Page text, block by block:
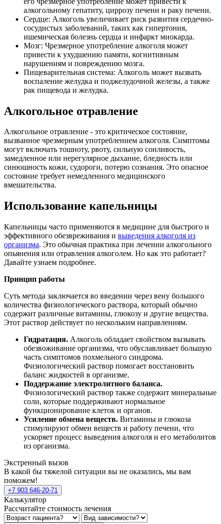
алкогольному гепатиту, циррозу печени и раку печени.
Сердце: Алкоголь увеличивает риск развития сердечно-
сосудистых заболеваний, таких как гипертония,
ишемическая болезнь сердца и инфаркт миокарда.
Мозг: Чрезмерное употребление алкоголя может
привести к ухудшению памяти, когнитивным
нарушениям и повреждению мозга.
Пищеварительная система: Алкоголь может вызвать
воспаление желудка и поджелудочной железы, а также
рак пищевода и желудка.
Алкогольное отравление
Алкогольное отравление - это критическое состояние,
вызванное чрезмерным употреблением алкоголя. Симптомы
могут включать тошноту, рвоту, сильную сонливость,
замедленное или нерегулярное дыхание, бледность или
синюшность кожи, судороги, потерю сознания. Это опасное
состояние требует немедленного медицинского
вмешательства.
Использование капельницы
Капельницы часто применяются в медицине для быстрого и
эффективного обезвреживания и выведения алкоголя из
организма. Это обычная практика при лечении алкогольного
опьянения или отравления алкоголем. Но как это работает?
Давайте узнаем подробнее.
Принцип работы
Суть метода заключается во введении через вену большого
количества физиологического раствора, который обычно
содержит различные витамины, глюкозу и другие вещества.
Этот раствор действует по нескольким направлениям.
Гидратация. Алкоголь обладает свойством вызывать
обезвоживание организма, что обуславливает большую
часть симптомов похмельного синдрома.
Физиологический раствор помогает восстановить
баланс жидкостей в организме.
Поддержание электролитного баланса.
Физиологический раствор также содержит минеральные
соли, которые поддерживают нормальное
функционирование клеток и органов.
Усиление обмена веществ. Витамины и глюкоза
стимулируют обмен веществ и работу печени, что
ускоряет процесс выведения алкоголя и его метаболитов
из организма.
Экстренный вызов
В какой бы тяжелой ситуации вы не оказались, мы вам
поможем!
+7 903 646-20-71
Калькулятор
Рассчитайте стоимость лечения